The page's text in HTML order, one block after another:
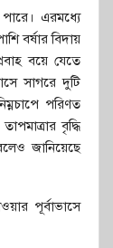
এরমধ্যে
বর্ষার বিদায়
বয়ে যেতে
সাগরে দুটি
পরিণত
বৃদ্ধি
জানিয়েছে
পূর্বাভাসে